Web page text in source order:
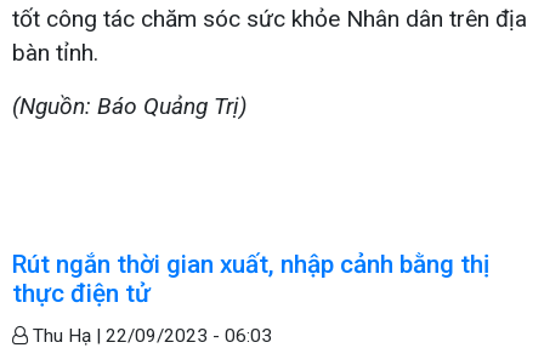
tốt công tác chăm sóc sức khỏe Nhân dân trên địa
bàn tỉnh.
(Nguồn: Báo Quảng Trị)
Rút ngắn thời gian xuất, nhập cảnh bằng thị
thực điện tử
Thu Hạ | 22/09/2023 - 06:03